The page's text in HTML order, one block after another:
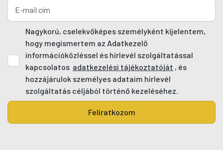
Nagykorú, cselekvőképes személyként kijelentem,
hogy megismertem az Adatkezelő
információközléssel és hírlevél szolgáltatással
kapcsolatos adatkezelési tájékoztatóját , és
hozzájárulok személyes adataim hírlevél
szolgáltatás céljából történő kezeléséhez.
Feliratkozom